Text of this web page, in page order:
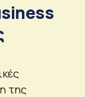
της